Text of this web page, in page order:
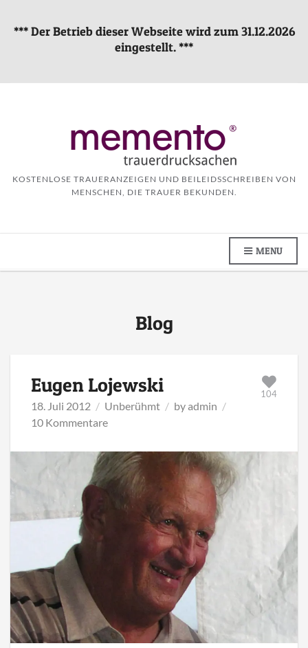
*** Der Betrieb dieser Webseite wird zum 31.12.2026
eingestellt. ***
KOSTENLOSE TRAUERANZEIGEN UND BEILEIDSSCHREIBEN VON
MENSCHEN, DIE TRAUER BEKUNDEN.
MENU
Blog
Eugen Lojewski 104
18. Juli 2012 Unberühmt byadmin
10 Kommentarezu
Lojewski